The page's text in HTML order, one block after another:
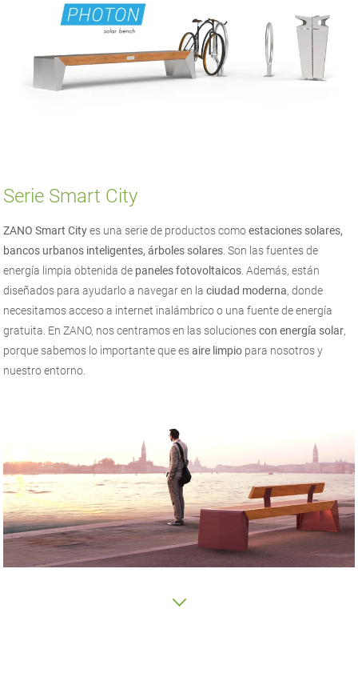
Serie Smart City
ZANO Smart Cityes una serie de productos comoestaciones solares,
bancos urbanos inteligentes, árboles solares . Son las fuentes de
energía limpia obtenida de paneles fotovoltaicos . Además, están
diseñados para ayudarlo a navegar en laciudad moderna, donde
necesitamos acceso a internet inalámbrico o una fuente de energía
gratuita. En ZANO, nos centramos en las solucionescon energía solar,
porque sabemos lo importante que esaire limpio para nosotros y
nuestro entorno.